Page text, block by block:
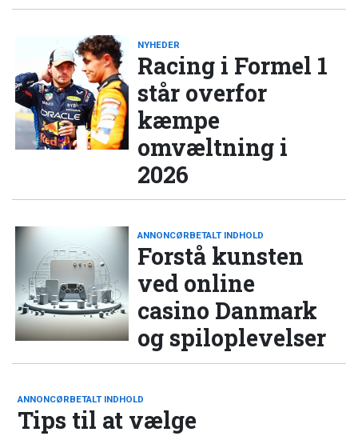
NYHEDER
Racing i Formel 1
står overfor
kæmpe
omvæltning i
2026
ANNONCØRBETALT INDHOLD
Forstå kunsten
ved online
casino Danmark
og spiloplevelser
ANNONCØRBETALT INDHOLD
Tips til at vælge